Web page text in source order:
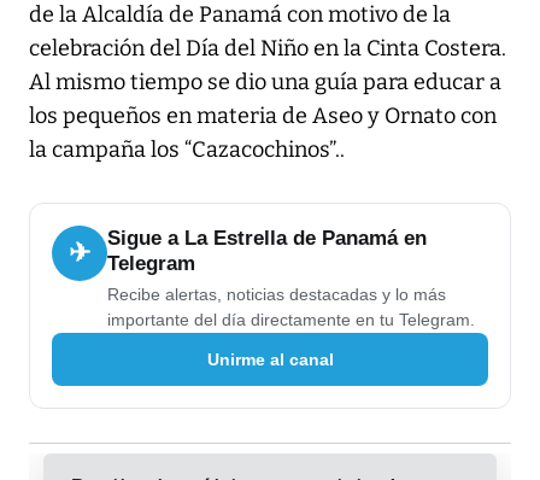
de la Alcaldía de Panamá con motivo de la
celebración del Día del Niño en la Cinta Costera.
Al mismo tiempo se dio una guía para educar a
los pequeños en materia de Aseo y Ornato con
la campaña los “Cazacochinos”..
✈
Sigue a La Estrella de Panamá en
Telegram
Recibe alertas, noticias destacadas y lo más
importante del día directamente en tu Telegram.
Unirme al canal